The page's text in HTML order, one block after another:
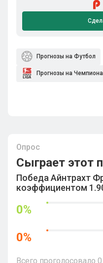
Прогнозы на Футбол
Прогнозы на
Опрос
Сыграет этот
Победа Айнтрахт
коэффициентом
0%
0%
Всего проголосовало 0